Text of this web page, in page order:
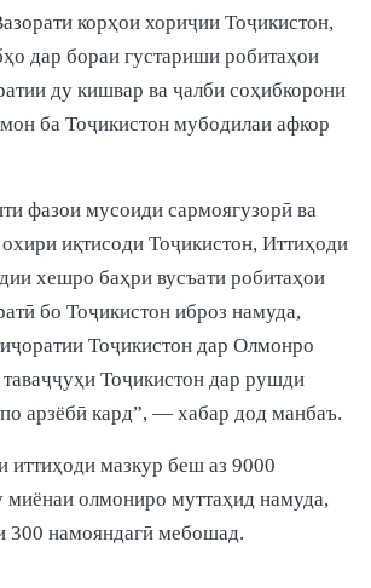
корҳои хориҷии Тоҷикистон,
дар бораи густариши робитаҳои
ду кишвар ва ҷалби соҳибкорони
ба Тоҷикистон мубодилаи афкор
фазои мусоиди сармоягузорӣ ва
иқтисоди Тоҷикистон, Иттиҳоди
хешро баҳри вусъати робитаҳои
бо Тоҷикистон иброз намуда,
Тоҷикистон дар Олмонро
Тоҷикистон дар рушди
арзёбӣ кард”, — хабар дод манбаъ.
иттиҳоди мазкур беш аз 9000
миёнаи олмониро муттаҳид намуда,
300 намояндагӣ мебошад.